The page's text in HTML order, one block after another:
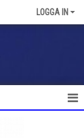
LOGGA IN